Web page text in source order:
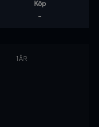
Köp
-
1ÅR